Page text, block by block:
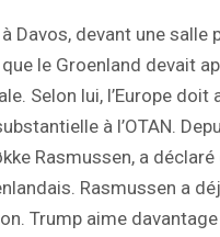
Davos, devant une salle
le Groenland devait
Selon lui, l’Europe
à l’OTAN.
Rasmussen, a
Rasmussen a
Trump aime